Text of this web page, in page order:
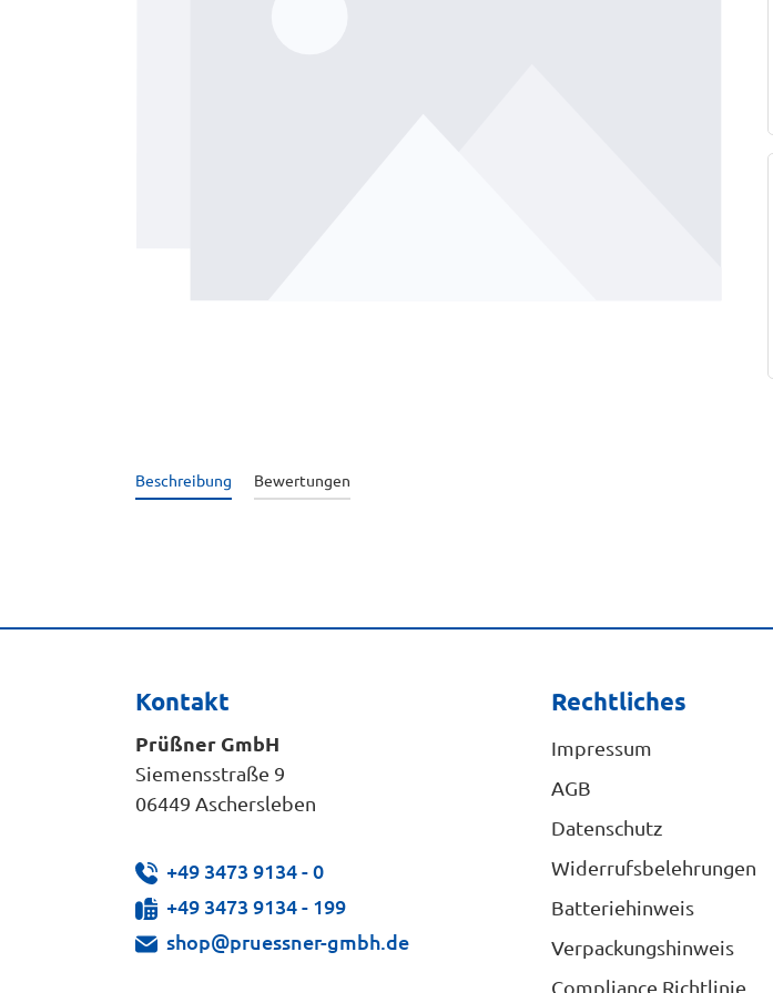
Beschreibung Bewertungen
Kontakt
Prüßner GmbH
Siemensstraße 9
06449 Aschersleben
+49 3473 9134 - 0
+49 3473 9134 - 199
shop@pruessner-gmbh.de
Rechtliches
Impressum
AGB
Datenschutz
Widerrufsbelehrungen
Batteriehinweis
Verpackungshinweis
Compliance Richtlinie